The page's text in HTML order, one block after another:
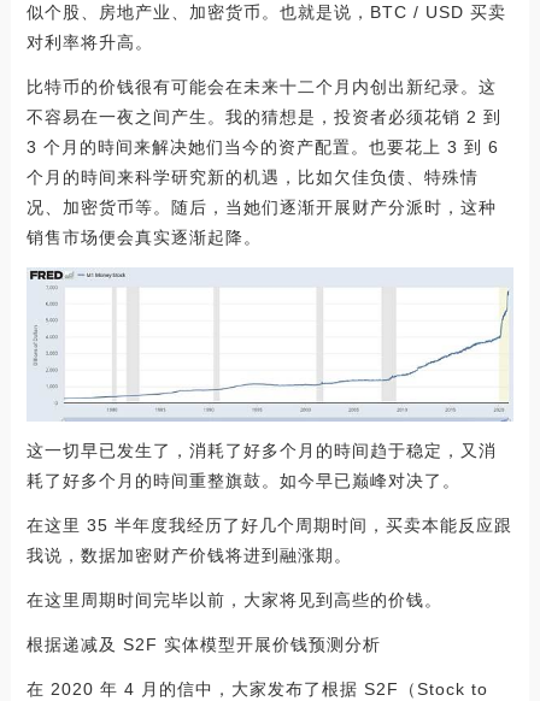
似个股、房地产业、加密货币。也就是说，BTC / USD 买卖
对利率将升高。
比特币的价钱很有可能会在未来十二个月内创出新纪录。这
不容易在一夜之间产生。我的猜想是，投资者必须花销 2 到
3 个月的時间来解决她们当今的资产配置。也要花上 3 到 6
个月的時间来科学研究新的机遇，比如欠佳负债、特殊情
况、加密货币等。随后，当她们逐渐开展财产分派时，这种
销售市场便会真实逐渐起降。
这一切早已发生了，消耗了好多个月的時间趋于稳定，又消
耗了好多个月的時间重整旗鼓。如今早已巅峰对决了。
在这里 35 半年度我经历了好几个周期时间，买卖本能反应跟
我说，数据加密财产价钱将进到融涨期。
在这里周期时间完毕以前，大家将见到高些的价钱。
根据递减及 S2F 实体模型开展价钱预测分析
在 2020 年 4 月的信中，大家发布了根据 S2F（Stock to